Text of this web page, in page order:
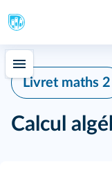
Livret maths 2
Calcul